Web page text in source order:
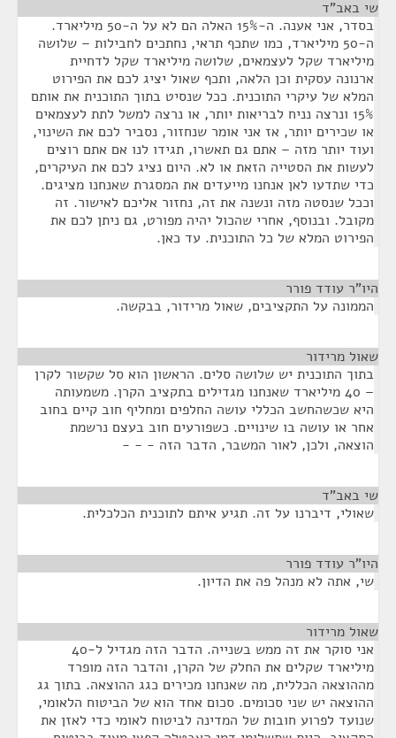
שי באב"ד
בסדר, אני אענה. ה-15% האלה הם לא על ה-50 מיליארד.
ה-50 מיליארד, כמו שתכף תראי, נחתכים לחבילות – שלושה
מיליארד שקל לעצמאים, שלושה מיליארד שקל לדחיית
ארנונה עסקית וכן הלאה, ותכף שאול יציג לכם את הפירוט
המלא של עיקרי התוכנית. ככל שנסיט בתוך התוכנית את אותם
15% ונרצה נניח לבריאות יותר, או נרצה למשל לתת לעצמאים
או שכירים יותר, אז אני אומר שנחזור, נסביר לכם את השינוי,
ועוד יותר מזה – אתם גם תאשרו, תגידו לנו אם אתם רוצים
לעשות את הסטייה הזאת או לא. היום נציג לכם את העיקרים,
כדי שתדעו לאן אנחנו מייעדים את המסגרת שאנחנו מציגים.
וככל שנסטה מזה ונשנה את זה, נחזור אליכם לאישור. זה
מקובל. ובנוסף, אחרי שהכול יהיה מפורט, גם ניתן לכם את
הפירוט המלא של כל התוכנית. עד כאן.
היו"ר עודד פורר
הממונה על התקציבים, שאול מרידור, בבקשה.
שאול מרידור
בתוך התוכנית יש שלושה סלים. הראשון הוא סל שקשור לקרן
– 40 מיליארד שאנחנו מגדילים בתקציב הקרן. משמעותה
היא שכשהחשב הכללי עושה החלפים ומחליף חוב קיים בחוב
אחר או עושה בו שינויים. כשפורעים חוב בעצם נרשמת
הוצאה, ולכן, לאור המשבר, הדבר הזה - - -
שי באב"ד
שאולי, דיברנו על זה. תגיע איתם לתוכנית הכלכלית.
היו"ר עודד פורר
שי, אתה לא מנהל פה את הדיון.
שאול מרידור
אני סוקר את זה ממש בשנייה. הדבר הזה מגדיל ל-40
מיליארד שקלים את החלק של הקרן, והדבר הזה מופרד
מההוצאה הכללית, מה שאנחנו מכירים כגג ההוצאה. בתוך גג
ההוצאה יש שני סכומים. סכום אחד הוא של הביטוח הלאומי,
שנועד לפרוע חובות של המדינה לביטוח לאומי כדי לאזן את